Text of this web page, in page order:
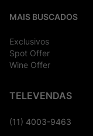
MAIS BUSCADOS
Exclusivos
Spot Offer
Wine Offer
TELEVENDAS
(11) 4003-9463